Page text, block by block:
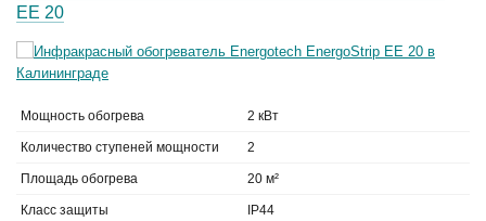
EE 20
Мощность обогрева 2 кВт
Количество ступеней мощности 2
Площадь обогрева 20 м²
Класс защиты IP44